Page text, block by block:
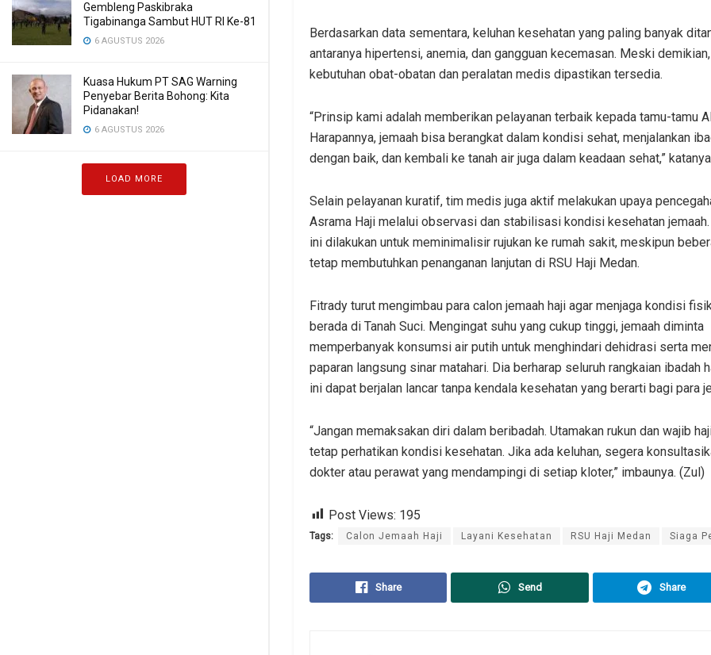
Gembleng Paskibraka
Tigabinanga Sambut HUT RI Ke-81
6 AGUSTUS 2026
Kuasa Hukum PT SAG Warning
Penyebar Berita Bohong: Kita
Pidanakan!
6 AGUSTUS 2026
LOAD MORE
Berdasarkan data sementara, keluhan kesehatan yang paling banyak
antaranya hipertensi, anemia, dan gangguan kecemasan. Meski
kebutuhan obat-obatan dan peralatan medis dipastikan tersedia.
“Prinsip kami adalah memberikan pelayanan terbaik kepada tamu-tamu
Harapannya, jemaah bisa berangkat dalam kondisi sehat, menjalankan
dengan baik, dan kembali ke tanah air juga dalam keadaan sehat,”
Selain pelayanan kuratif, tim medis juga aktif melakukan upaya
Asrama Haji melalui observasi dan stabilisasi kondisi kesehatan
ini dilakukan untuk meminimalisir rujukan ke rumah sakit, meskipun
tetap membutuhkan penanganan lanjutan di RSU Haji Medan.
Fitrady turut mengimbau para calon jemaah haji agar menjaga kondisi
berada di Tanah Suci. Mengingat suhu yang cukup tinggi, jemaah diminta
memperbanyak konsumsi air putih untuk menghindari dehidrasi serta
paparan langsung sinar matahari. Dia berharap seluruh rangkaian ibadah
ini dapat berjalan lancar tanpa kendala kesehatan yang berarti bagi para
“Jangan memaksakan diri dalam beribadah. Utamakan rukun dan wajib
tetap perhatikan kondisi kesehatan. Jika ada keluhan, segera
dokter atau perawat yang mendampingi di setiap kloter,” imbaunya. (Zul)
Post Views: 195
Tags: Calon Jemaah Haji Layani Kesehatan RSU Haji Medan Siaga
Share Send Share